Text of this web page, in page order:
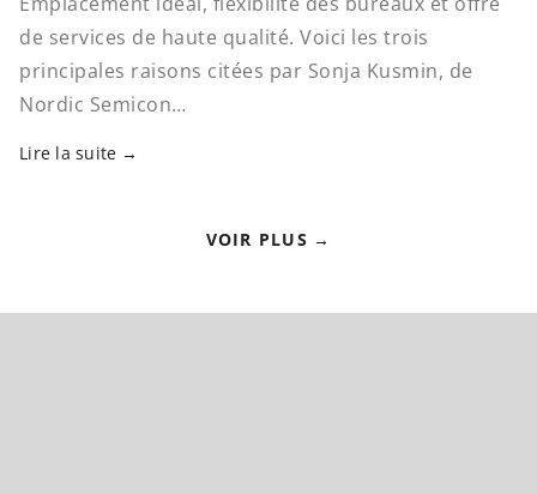
de services de haute qualité. Voici les trois
principales raisons citées par Sonja Kusmin, de
Nordic Semicon…
Lire la suite
VOIR PLUS